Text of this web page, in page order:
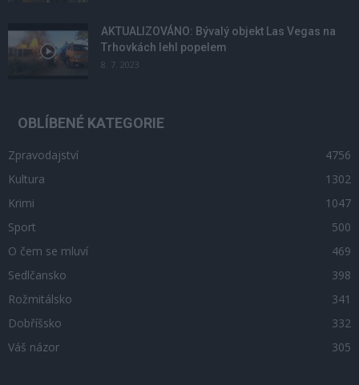
AKTUALIZOVÁNO: Bývalý objekt Las Vegas na
Trhovkách lehl popelem
8. 7. 2023
OBLÍBENÉ KATEGORIE
Zpravodajství
4756
Kultura
1302
Krimi
1047
Sport
500
O čem se mluví
469
Sedlčansko
398
Rožmitálsko
341
Dobříšsko
332
Váš názor
305